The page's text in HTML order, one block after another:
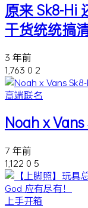
原来 Sk8-Hi
干货统统搞
3 年前
1,763 0 2
高端联名
Noah x
7 年前
1,122 0 5
上手开箱